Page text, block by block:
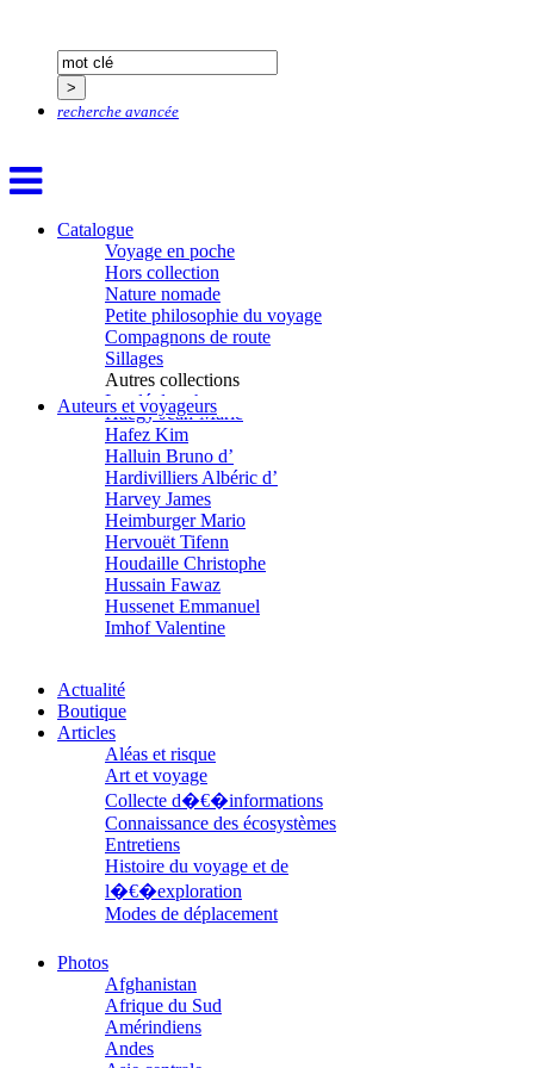
recherche avancée
Catalogue
Voyage en poche
Hors collection
Nature nomade
Petite philosophie du voyage
Compagnons de route
Sillages
Autres collections
La clé des champs
Chemins d’étoiles
Visions
Auteurs et voyageurs
Garde François
Gaullier Tanneguy
Gemme Pierre
Grange Florent
Gras Cédric
Griette Olivier
Guéguéniat Jean-Yves
Guerrier Gérard
Guillemot Agnès
Guillotel Pierre-Antoine
Guyon Élizabeth
Haegy Jean-Marie
Hafez Kim
Halluin Bruno d’
Hardivilliers Albéric d’
Harvey James
Heimburger Mario
Hervouët Tifenn
Houdaille Christophe
Hussain Fawaz
Hussenet Emmanuel
Imhof Valentine
Janichon Gérard
Kerouedan Annie
Klein Julie
Klotz Lætitia
Klvana Ilya
Kotry Jérôme
La Brosse Gaële de
Labouche Didier
Lacarrière Jacques
Lacrampe Corine
Lagny Laurence
Laheurte Marielle
Lanni Dominique
Lanouguère-Bruneau Virginie
Lantz François
Lautier-Gaud Jean
Le Maître Anne
Actualité
Boutique
Articles
Aléas et risque
Art et voyage
Collecte d�€�informations
Connaissance des écosystèmes
Entretiens
Histoire du voyage et de
l�€�exploration
Modes de déplacement
Parcours choisis
Patrimoine
Petite ethnographie
Portraits
Questions de survie
Réflexions
Photos
Afghanistan
Afrique du Sud
Amérindiens
Andes